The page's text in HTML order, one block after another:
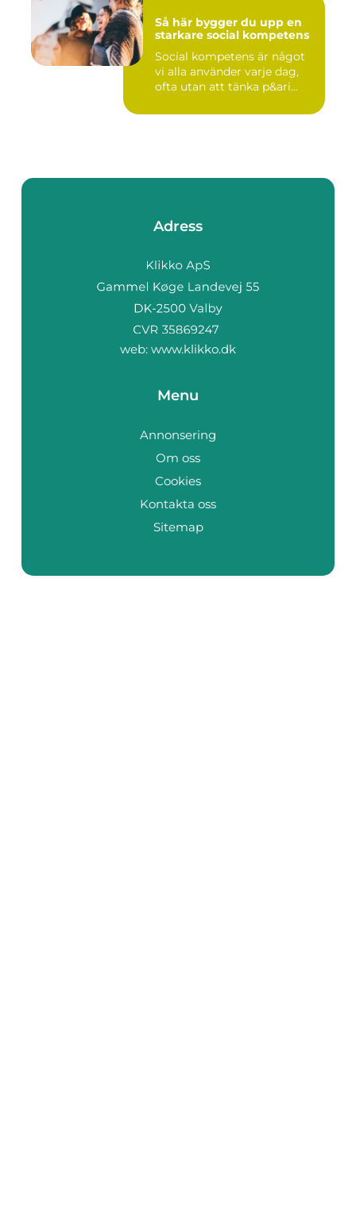
Så här bygger du upp en
starkare social kompetens
Social kompetens är något
vi alla använder varje dag,
ofta utan att tänka p&ari...
Adress
web: www.klikko.dk
Menu
Annonsering
Om oss
Cookies
Kontakta oss
Sitemap